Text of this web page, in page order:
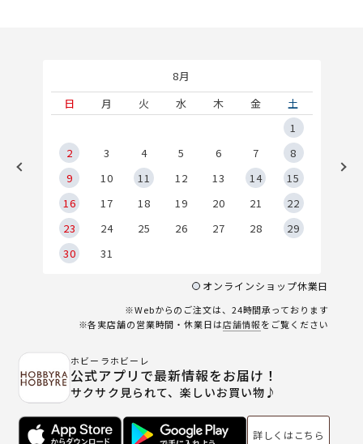
8月
日
月 火 水 木 金
土
1
2
3 4 5 6 7
8
9
10 11 12 13 14
15
16
17 18 19 20 21
22
23
24 25 26 27 28
29
30
31
オンラインショップ休業日
※Webからのご注文は、24時間承っております
※各実店舗の営業時間・休業日は店舗情報をご覧ください
ホビーラホビーレ
公式アプリで最新情報をお届け！
サクサク見られて、楽しいお買い物♪
詳しくはこちら